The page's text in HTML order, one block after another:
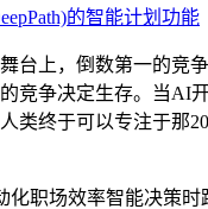
的智能计划功能
台上，倒数第一的竞
竞争决定生存。当AI
类终于可以专注于那
化职场效率智能决策时